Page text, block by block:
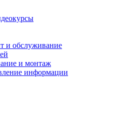
и обслуживание
и монтаж
информации